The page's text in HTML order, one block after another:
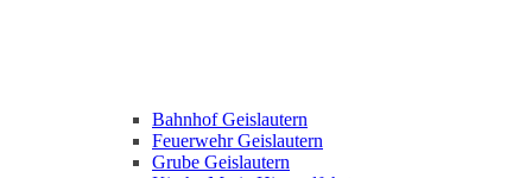
Bahnhof Geislautern
Feuerwehr Geislautern
Grube Geislautern